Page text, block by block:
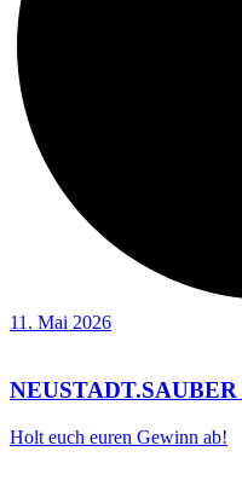
11. Mai 2026
Holt euch euren Gewinn ab!